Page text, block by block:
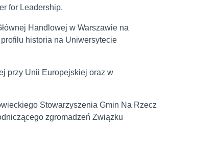
for Leadership.
Handlowej w Warszawie na
historia na Uniwersytecie
przy Unii Europejskiej oraz w
Stowarzyszenia Gmin Na Rzecz
zgromadzeń Związku